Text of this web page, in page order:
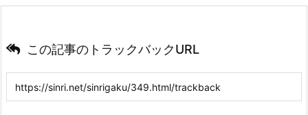
この記事のトラックバックURL